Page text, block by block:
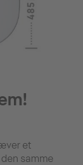
et
samme